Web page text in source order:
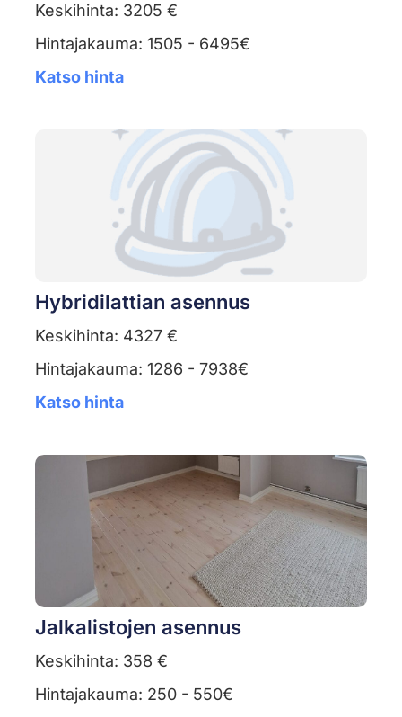
Keskihinta: 3205 €
Hintajakauma: 1505 - 6495€
Katso hinta
Hybridilattian asennus
Keskihinta: 4327 €
Hintajakauma: 1286 - 7938€
Katso hinta
Jalkalistojen asennus
Keskihinta: 358 €
Hintajakauma: 250 - 550€